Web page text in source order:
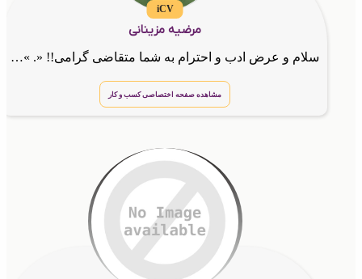
iCV
مرضیه مزینانی
سلام و عرض ادب و احترام به شما متقاضی گرامی!! «. »کارشناس و مدیر فروش GTNA مشاور کسب و کار ها در بازارسازی و برندسازی و ارتباط با مشتری مشاور کسب درامد از طریق فضای مجازی کارافرین در زمینه الکترون
مشاهده صفحه اختصاصی کسب و کار